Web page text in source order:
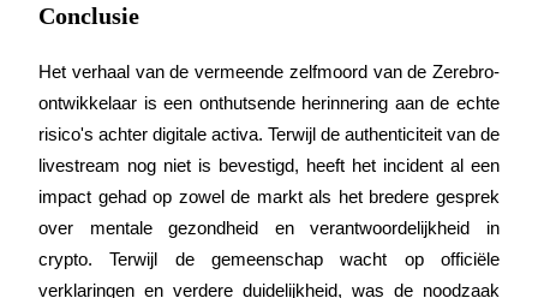
Flexibel staken om populaire tokens te verdienen.
Conclusie
Het verhaal van de vermeende zelfmoord van de Zerebro-
ontwikkelaar is een onthutsende herinnering aan de echte
risico's achter digitale activa. Terwijl de authenticiteit van de
livestream nog niet is bevestigd, heeft het incident al een
impact gehad op zowel de markt als het bredere gesprek
over mentale gezondheid en verantwoordelijkheid in
crypto. Terwijl de gemeenschap wacht op officiële
verklaringen en verdere duidelijkheid, was de noodzaak